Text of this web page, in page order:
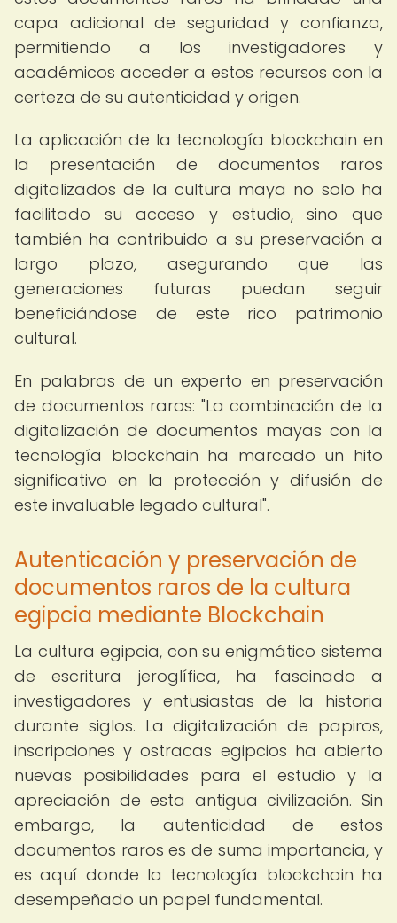
capa adicional de seguridad y confianza,
permitiendo a los investigadores y
académicos acceder a estos recursos con la
certeza de su autenticidad y origen.
La aplicación de la tecnología blockchain en
la presentación de documentos raros
digitalizados de la cultura maya no solo ha
facilitado su acceso y estudio, sino que
también ha contribuido a su preservación a
largo plazo, asegurando que las
generaciones futuras puedan seguir
beneficiándose de este rico patrimonio
cultural.
En palabras de un experto en preservación
de documentos raros: "La combinación de la
digitalización de documentos mayas con la
tecnología blockchain ha marcado un hito
significativo en la protección y difusión de
este invaluable legado cultural".
Autenticación y preservación de
documentos raros de la cultura
egipcia mediante Blockchain
La cultura egipcia, con su enigmático sistema
de escritura jeroglífica, ha fascinado a
investigadores y entusiastas de la historia
durante siglos. La digitalización de papiros,
inscripciones y ostracas egipcios ha abierto
nuevas posibilidades para el estudio y la
apreciación de esta antigua civilización. Sin
embargo, la autenticidad de estos
documentos raros es de suma importancia, y
es aquí donde la tecnología blockchain ha
desempeñado un papel fundamental.